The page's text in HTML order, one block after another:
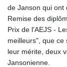
de Janson qui ont
Remise des
Prix de l'AEJS -
meilleurs", que ce
leur mérite, deux
Jansonienne.